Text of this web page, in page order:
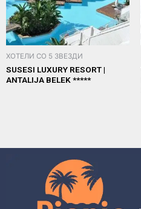
ХОТЕЛИ СО 5 ЗВЕЗДИ
SUSESI LUXURY RESORT |
ANTALIJA BELEK *****